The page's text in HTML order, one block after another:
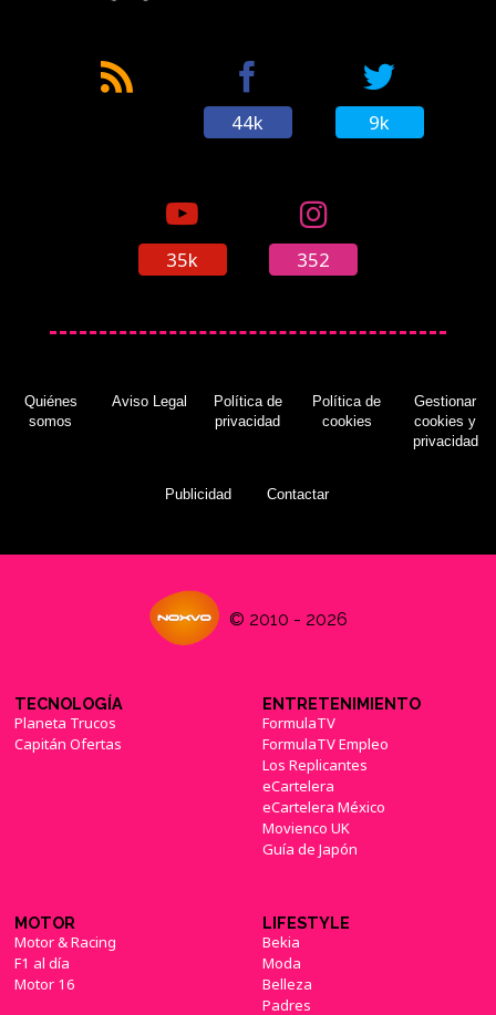
44k 9k
35k 352
Quiénes
somos
Aviso Legal
Política de
privacidad
Política de
cookies
Gestionar
cookies y
privacidad
Publicidad Contactar
© 2010 - 2026
TECNOLOGÍA
Planeta Trucos
Capitán Ofertas
ENTRETENIMIENTO
FormulaTV
FormulaTV Empleo
Los Replicantes
eCartelera
eCartelera México
Movienco UK
Guía de Japón
MOTOR
Motor & Racing
F1 al día
Motor 16
LIFESTYLE
Bekia
Moda
Belleza
Padres